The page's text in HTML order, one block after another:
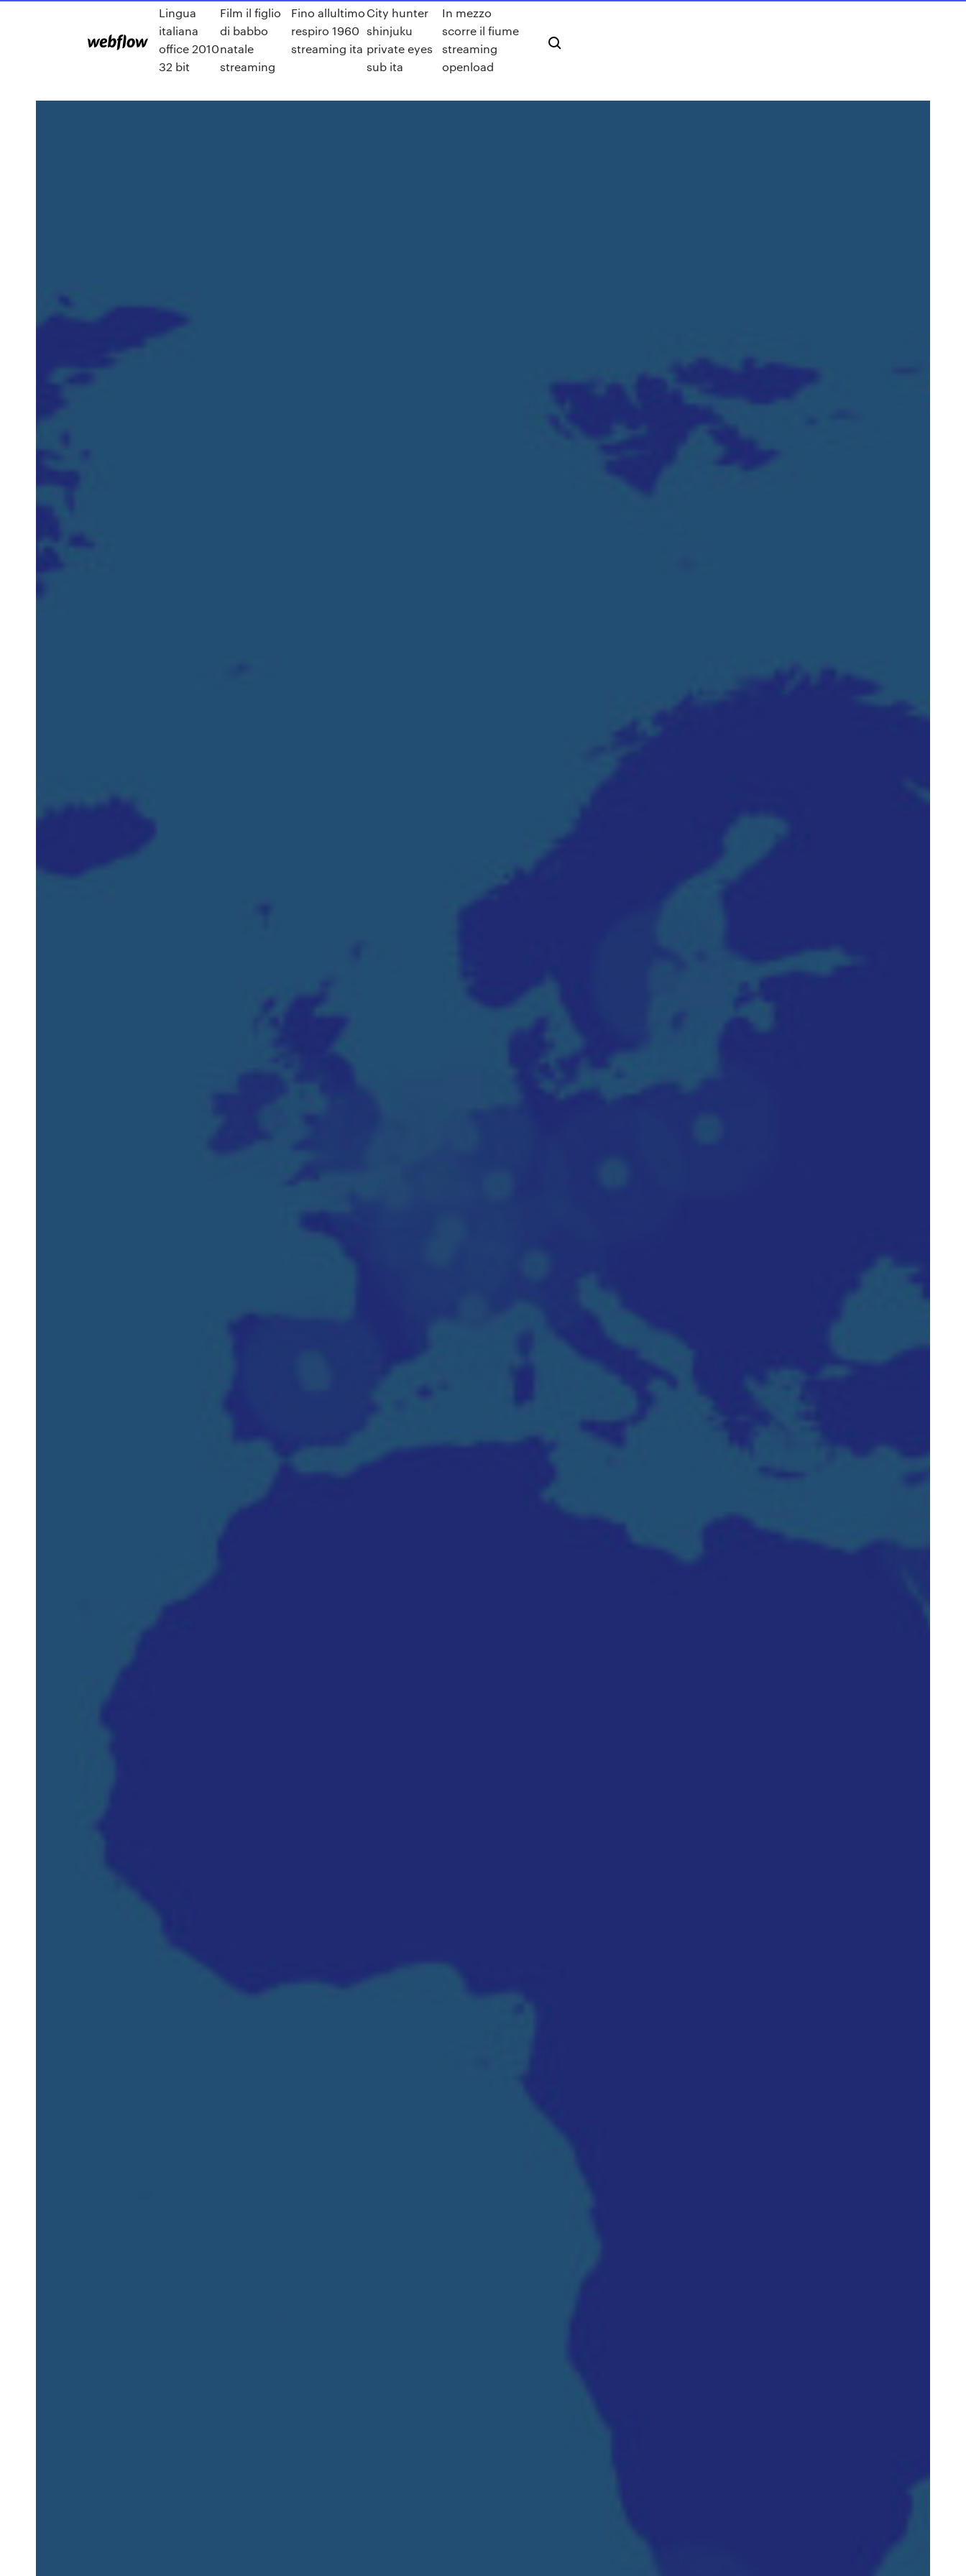
Lingua
italiana
office 2010
32 bit
Film il figlio
di babbo
natale
streaming
Fino allultimo
respiro 1960
streaming ita
City hunter
shinjuku
private eyes
sub ita
In mezzo
scorre il fiume
streaming
openload